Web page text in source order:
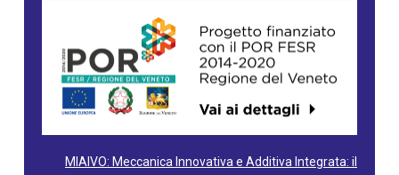
MIAIVO: Meccanica Innovativa e Additiva Integrata: il